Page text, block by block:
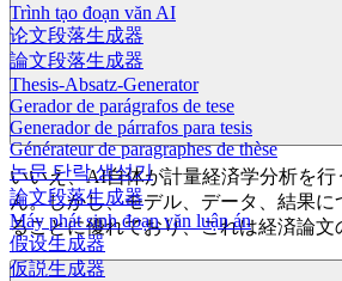
Trình tạo đoạn văn AI
论文段落生成器
論文段落生成器
Thesis-Absatz-Generator
Gerador de parágrafos de tese
Generador de párrafos para tesis
Générateur de paragraphes de thèse
논문 단락 생성기
論文段落生成器
Máy phát sinh đoạn văn luận án
假设生成器
仮説生成器
いいえ、AI自体が計量経済学分析を
ん。しかし、モデル、データ、結果に
ることに優れており、これは経済論文